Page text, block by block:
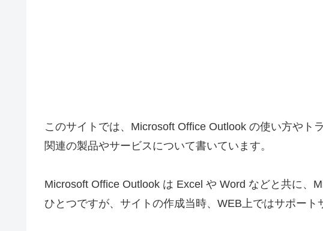
このサイトでは、Microsoft Office Outlook の使い方やト
関連の製品やサービスについて書いています。
Microsoft Office Outlook は Excel や Word などと共に、
ひとつですが、サイトの作成当時、WEB上ではサポート